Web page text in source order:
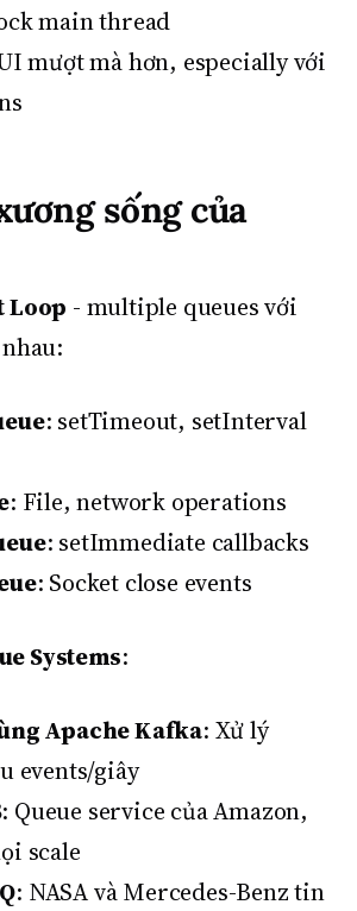
main thread
mượt mà hơn, especially với
sống của
Loop - multiple queues với
: setTimeout, setInterval
: File, network operations
: setImmediate callbacks
: Socket close events
Systems:
Apache Kafka: Xử lý
events/giây
: Queue service của Amazon,
scale
: NASA và Mercedes-Benz tin